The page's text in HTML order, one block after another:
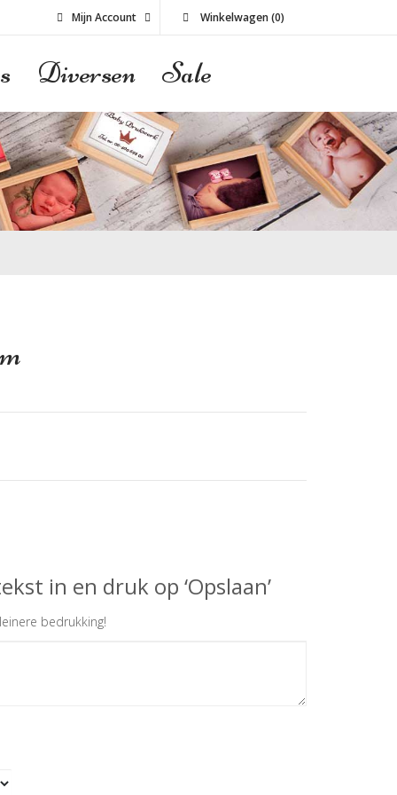
Winkelwagen(0)
Mijn Account
Diversen Sale
in en druk op ‘Opslaan’
bedrukking!